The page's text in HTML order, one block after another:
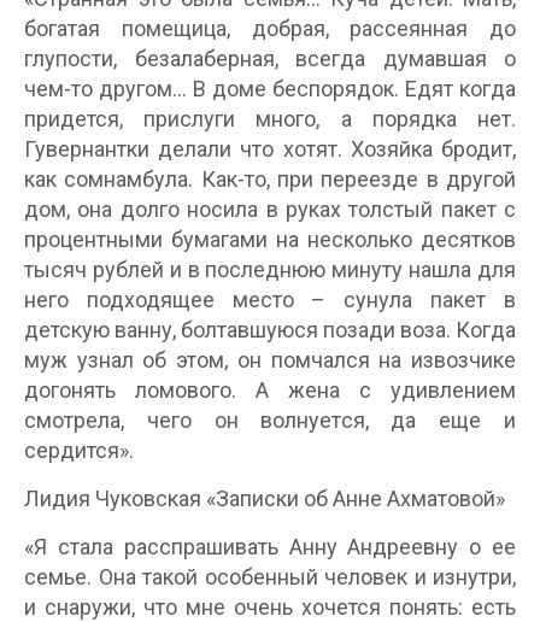
богатая помещица, добрая, рассеянная до
глупости, безалаберная, всегда думавшая о
чем-то другом… В доме беспорядок. Едят когда
придется, прислуги много, а порядка нет.
Гувернантки делали что хотят. Хозяйка бродит,
как сомнамбула. Как-то, при переезде в другой
дом, она долго носила в руках толстый пакет с
процентными бумагами на несколько десятков
тысяч рублей и в последнюю минуту нашла для
него подходящее место – сунула пакет в
детскую ванну, болтавшуюся позади воза. Когда
муж узнал об этом, он помчался на извозчике
догонять ломового. А жена с удивлением
смотрела, чего он волнуется, да еще и
сердится».
Лидия Чуковская «Записки об Анне Ахматовой»
«Я стала расспрашивать Анну Андреевну о ее
семье. Она такой особенный человек и изнутри,
и снаружи, что мне очень хочется понять: есть